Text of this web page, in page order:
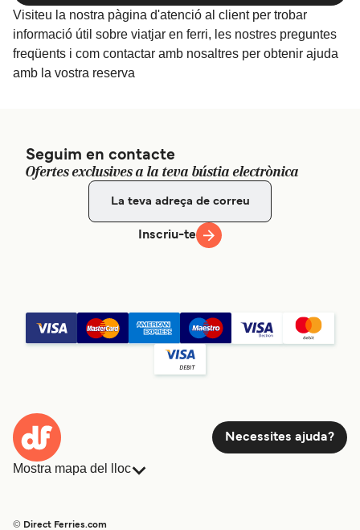
Visiteu la nostra pàgina d'atenció al client per trobar
informació útil sobre viatjar en ferri, les nostres preguntes
freqüents i com contactar amb nosaltres per obtenir ajuda
amb la vostra reserva
Seguim en contacte
Ofertes exclusives a la teva bústia electrònica
Inscriu-te
Necessites ajuda?
Mostra mapa del lloc
Països
© Direct Ferries.com